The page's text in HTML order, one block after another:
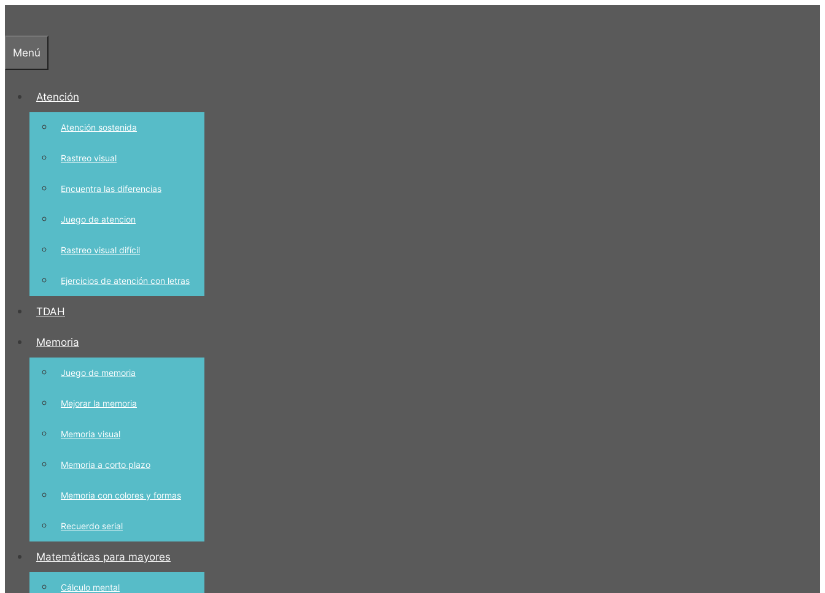
contenido
Menú
Atención
Atención sostenida
Rastreo visual
Encuentra las diferencias
Juego de atencion
Rastreo visual difícil
Ejercicios de atención con letras
TDAH
Memoria
Juego de memoria
Mejorar la memoria
Memoria visual
Memoria a corto plazo
Memoria con colores y formas
Recuerdo serial
Matemáticas para mayores
Cálculo mental